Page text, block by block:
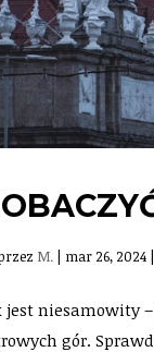
M. | mar 26, 2024
jest niesamowity
gór.